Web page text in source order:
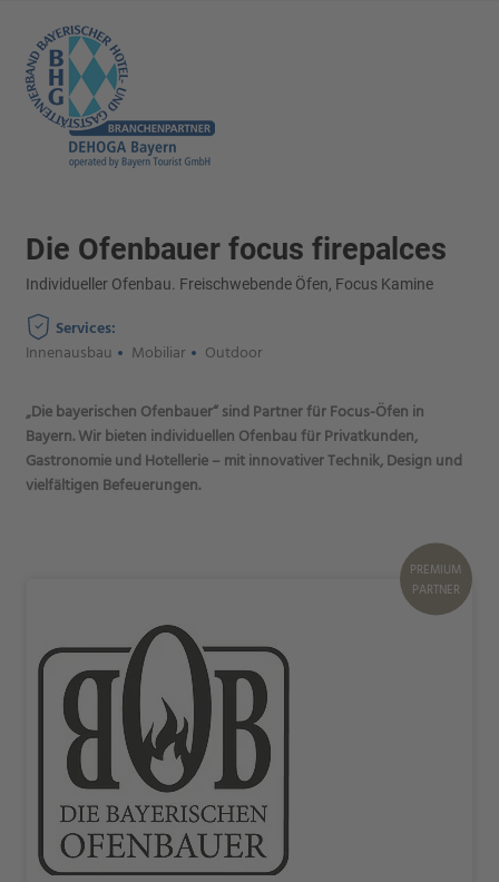
PREMIUM
PARTNER
Die Ofenbauer focus firepalces
Individueller Ofenbau. Freischwebende Öfen, Focus Kamine
Services:
Innenausbau
Mobiliar Outdoor
„Die bayerischen Ofenbauer“ sind Partner für Focus-Öfen in
Bayern. Wir bieten individuellen Ofenbau für Privatkunden,
Gastronomie und Hotellerie – mit innovativer Technik, Design und
vielfältigen Befeuerungen.